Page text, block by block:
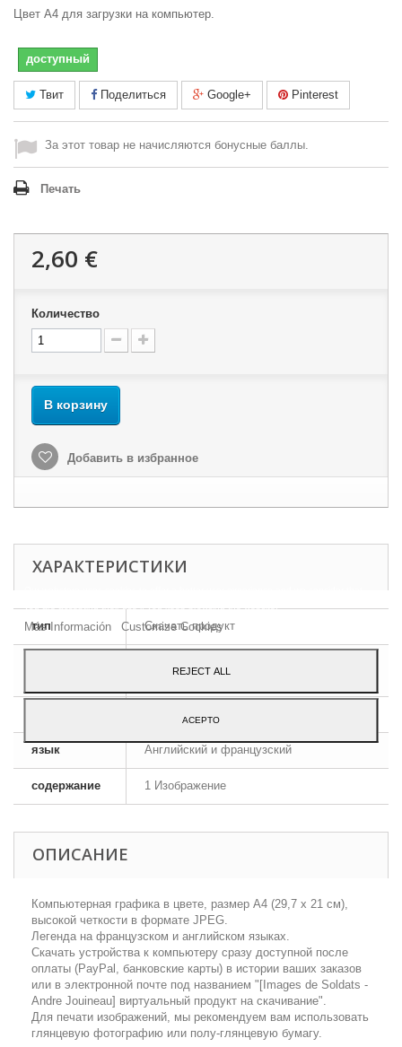
Цвет A4 для загрузки на компьютер.
доступный
Твит Поделиться Google+ Pinterest
За этот товар не начисляются бонусные баллы.
Печать
2,60 €
Количество
В корзину
Добавить в избранное
ХАРАКТЕРИСТИКИ
тип Скачать продукт
JPEG HD
A4 - 29,7 x 21 cm
язык Английский и французский
содержание 1 Изображение
ОПИСАНИЕ
Компьютерная графика в цвете, размер А4 (29,7 х 21 см),
высокой четкости в формате JPEG.
Легенда на французском и английском языках.
Скачать устройства к компьютеру сразу доступной после
оплаты (PayPal, банковские карты) в истории ваших заказов
или в электронной почте под названием "[Images de Soldats -
Аndre Jouineau] виртуальный продукт на скачивание".
Для печати изображений, мы рекомендуем вам использовать
глянцевую фотографию или полу-глянцевую бумагу.
Más Información Customize Cookies
REJECT ALL
ACEPTO